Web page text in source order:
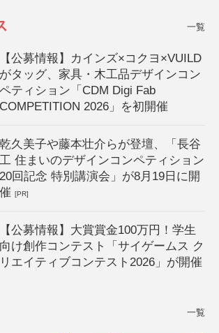
一覧
【公募情報】カインズ×コクヨ×VUILD
がタッグ、家具・木工品デザインコン
ペティション「CDM Digi Fab
COMPETITION 2026」を初開催
乾久美子や藤本壮介らが登壇、「長谷
工 住まいのデザインコンペティション
20回記念 特別講演会」が8月19日に開
催[PR]
【公募情報】大賞賞金100万円！学生
向け創作コンテスト「サイゲームス ク
リエイティブコンテスト2026」が開催
一覧